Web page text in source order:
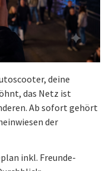
deine
das Netz ist
Ab sofort gehört
der
inkl. Freunde-